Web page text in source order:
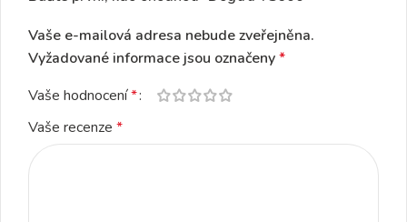
Vaše e-mailová adresa nebude zveřejněna.
Vyžadované informace jsou označeny*
Vaše hodnocení*
Vaše recenze *